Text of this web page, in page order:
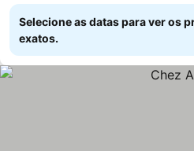
Selecione as datas para ver os
exatos.